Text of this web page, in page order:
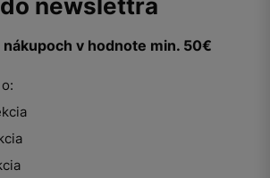
newslettra
v hodnote min. 50€